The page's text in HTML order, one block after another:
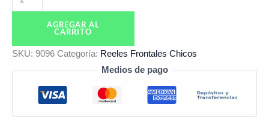
AGREGAR AL
CARRITO
SKU: 9096 Categoría: Reeles Frontales Chicos
Medios de pago